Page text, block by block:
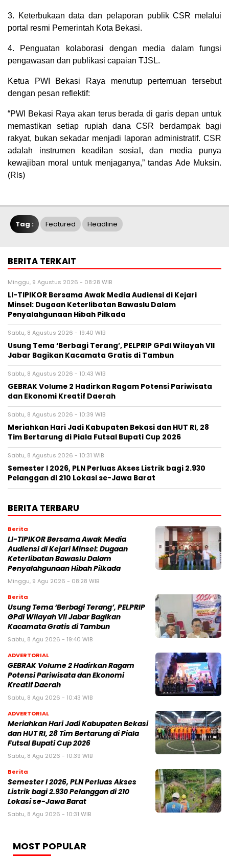
3. Keterbukaan data dan pelaporan publik CSR melalui
portal resmi Pemerintah Kota Bekasi.
4. Penguatan kolaborasi dengan media dalam fungsi
pengawasan dan publikasi capaian TJSL.
Ketua PWI Bekasi Raya menutup pertemuan tersebut
dengan pesan reflektif:
“PWI Bekasi Raya akan terus berada di garis depan untuk
memastikan setiap rupiah dana CSR berdampak bagi
rakyat, bukan sekadar menjadi laporan administratif. CSR
adalah instrumen keadilan sosial, dan media punya
kewajiban moral untuk menjaganya,” tandas Ade Muksin.
(Rls)
Tag : Featured Headline
BERITA TERKAIT
Minggu, 9 Agustus 2026 - 08:28 WIB
LI-TIPIKOR Bersama Awak Media Audiensi di Kejari
Minsel: Dugaan Keterlibatan Bawaslu Dalam
Penyalahgunaan Hibah Pilkada
Sabtu, 8 Agustus 2026 - 19:40 WIB
‎Usung Tema ‘Berbagi Terang’, PELPRIP GPdI Wilayah VII
Jabar Bagikan Kacamata Gratis di Tambun
Sabtu, 8 Agustus 2026 - 10:43 WIB
GEBRAK Volume 2 Hadirkan Ragam Potensi Pariwisata
dan Ekonomi Kreatif Daerah
Sabtu, 8 Agustus 2026 - 10:39 WIB
Meriahkan Hari Jadi Kabupaten Bekasi dan HUT RI, 28
Tim Bertarung di Piala Futsal Bupati Cup 2026
Sabtu, 8 Agustus 2026 - 10:31 WIB
Semester I 2026, PLN Perluas Akses Listrik bagi 2.930
Pelanggan di 210 Lokasi se-Jawa Barat
BERITA TERBARU
Berita
LI-TIPIKOR Bersama Awak Media
Audiensi di Kejari Minsel: Dugaan
Keterlibatan Bawaslu Dalam
Penyalahgunaan Hibah Pilkada
Minggu, 9 Agu 2026 - 08:28 WIB
Berita
‎Usung Tema ‘Berbagi Terang’, PELPRIP
GPdI Wilayah VII Jabar Bagikan
Kacamata Gratis di Tambun
Sabtu, 8 Agu 2026 - 19:40 WIB
ADVERTORIAL
GEBRAK Volume 2 Hadirkan Ragam
Potensi Pariwisata dan Ekonomi
Kreatif Daerah
Sabtu, 8 Agu 2026 - 10:43 WIB
ADVERTORIAL
Meriahkan Hari Jadi Kabupaten Bekasi
dan HUT RI, 28 Tim Bertarung di Piala
Futsal Bupati Cup 2026
Sabtu, 8 Agu 2026 - 10:39 WIB
Berita
Semester I 2026, PLN Perluas Akses
Listrik bagi 2.930 Pelanggan di 210
Lokasi se-Jawa Barat
Sabtu, 8 Agu 2026 - 10:31 WIB
MOST POPULAR